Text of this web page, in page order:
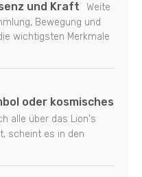
und Kraft
Weite
Bewegung und
wichtigsten Merkmale
oder kosmisches
alle über das Lion's
scheint es in den